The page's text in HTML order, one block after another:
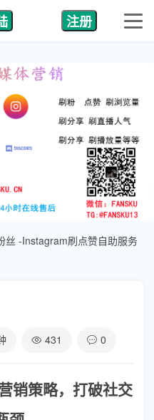
注册
丝 -Instagram刷点赞自助服务
431 0
销策略，打破社交